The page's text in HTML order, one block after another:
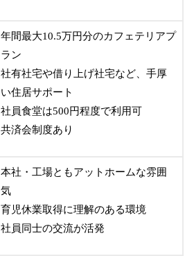
年間最大10.5万円分のカフェテリアプ
ラン
社有社宅や借り上げ社宅など、手厚
い住居サポート
社員食堂は500円程度で利用可
共済会制度あり
本社・工場ともアットホームな雰囲
気
育児休業取得に理解のある環境
社員同士の交流が活発